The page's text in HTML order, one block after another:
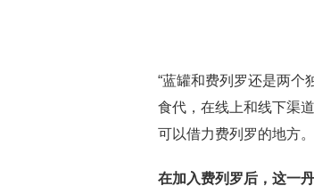
“蓝罐和费列罗还是两个
食代，在线上和线下渠
可以借力费列罗的地方。
在加入费列罗后，这一